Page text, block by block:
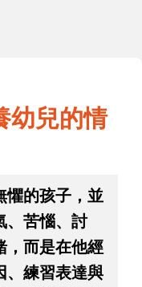
幼兒的情
懼的孩子，並
、苦惱、討
，而是在他經
、練習表達與